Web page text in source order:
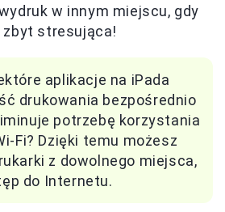
w innym miejscu, gdy
stresująca!
aplikacje na iPada
drukowania bezpośrednio
potrzebę korzystania
Fi? Dzięki temu możesz
z dowolnego miejsca,
do Internetu.